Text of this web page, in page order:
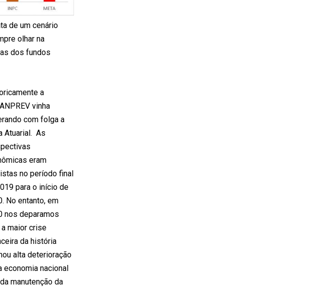
de um cenário
olhar na
dos fundos
a
vinha
com folga a
Atuarial. As
eram
no período final
para o início de
No entanto, em
nos deparamos
maior crise
da história
alta deterioração
economia nacional
manutenção da